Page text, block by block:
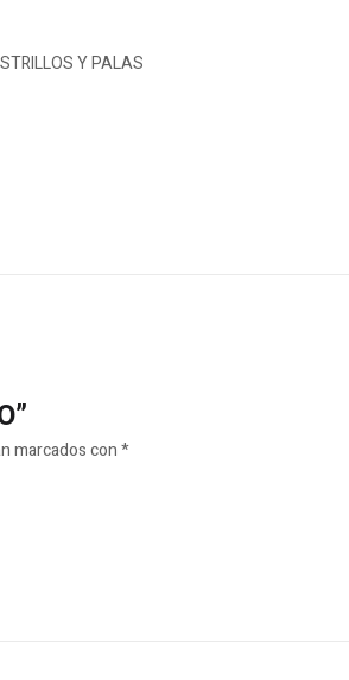
Y PALAS
marcados con*